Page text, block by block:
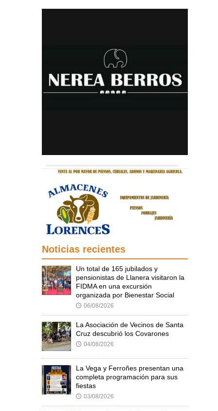
Noticias recientes
Un total de 165 jubilados y
pensionistas de Llanera visitaron la
FIDMA en una excursión
organizada por Bienestar Social
🕔 06/08/2026
La Asociación de Vecinos de Santa
Cruz descubrió los Covarones
🕔 04/08/2026
La Vega y Ferroñes presentan una
completa programación para sus
fiestas
🕔 03/08/2026